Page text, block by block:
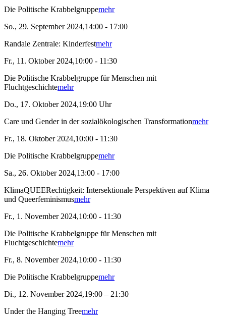
Die Politische Krabbelgruppemehr
So., 29. September 2024,14:00 - 17:00
Randale Zentrale: Kinderfestmehr
Fr., 11. Oktober 2024,10:00 - 11:30
Die Politische Krabbelgruppe für Menschen mit
Fluchtgeschichtemehr
Do., 17. Oktober 2024,19:00 Uhr
Care und Gender in der sozialökologischen Transformationmehr
Fr., 18. Oktober 2024,10:00 - 11:30
Die Politische Krabbelgruppemehr
Sa., 26. Oktober 2024,13:00 - 17:00
KlimaQUEERechtigkeit: Intersektionale Perspektiven auf Klima
und Queerfeminismusmehr
Fr., 1. November 2024,10:00 - 11:30
Die Politische Krabbelgruppe für Menschen mit
Fluchtgeschichtemehr
Fr., 8. November 2024,10:00 - 11:30
Die Politische Krabbelgruppemehr
Di., 12. November 2024,19:00 – 21:30
Under the Hanging Treemehr